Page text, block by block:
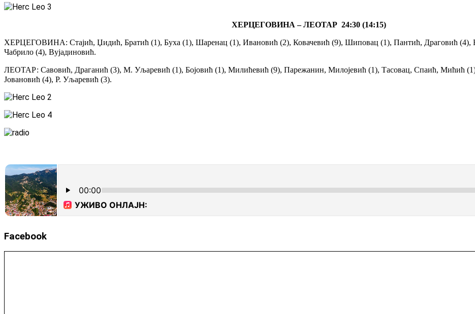
ХЕРЦЕГОВИНА – ЛЕОТАР 24:30 (14:15)
ХЕРЦЕГОВИНА: Стајић, Џидић, Братић (1), Буха (1), Шаренац (1), Ивановић (2), Ковачевић (9), Шиповац (1), Пантић, Драговић (4),
Чабрило (4), Вујадиновић.
ЛЕОТАР: Савовић, Драганић (3), М. Уљаревић (1), Бојовић (1), Милићевић (9), Парежанин, Милојевић (1), Тасовац, Спаић, Мићић
Јовановић (4), Р. Уљаревић (3).
Facebook